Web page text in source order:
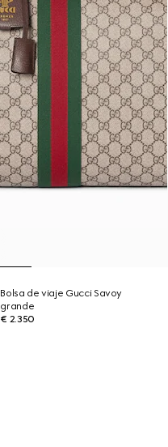
Bolsa de viaje Gucci Savoy
grande
€ 2.350